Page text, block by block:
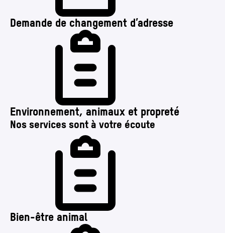
Demande de changement d’adresse
Environnement, animaux et propreté
Nos services sont à votre écoute
Bien-être animal